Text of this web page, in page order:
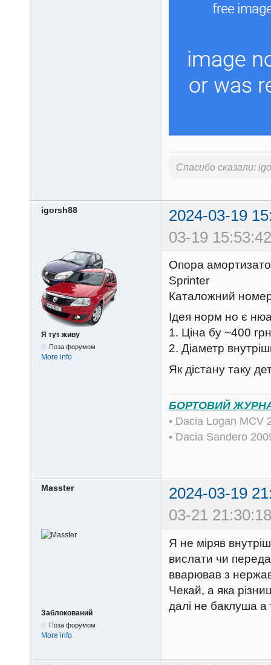
Спасибо сказали:
igorsh88
2024-03-19
03-19
Я тут живу
Поза форумом
More info
Опора
Sprinter
Каталожний
Ідея норм но є
1. Ціна бу ~400 грн
2. Діаметр
Як дістану таку
БОРТОВИЙ
• Dacia Logan
• Dacia Sandero
Masster
2024-03-19
03-21
Заблокований
Поза форумом
More info
Я не міряв
вислати чи
вварював з
Чекай, а яка
далі не баклуша а